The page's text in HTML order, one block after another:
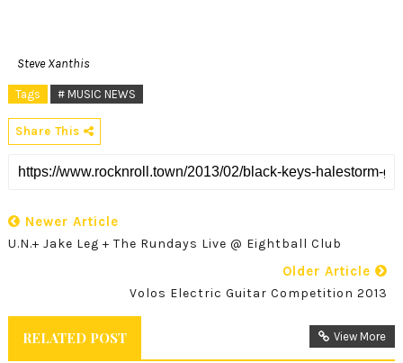
Steve Xanthis
Tags # MUSIC NEWS
Share This
Newer Article
U.N.+ Jake Leg + The Rundays Live @ Eightball Club
Older Article
Volos Electric Guitar Competition 2013
RELATED POST View More